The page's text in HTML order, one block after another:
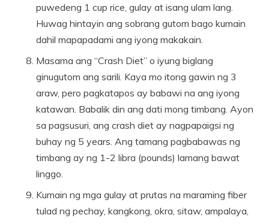
puwedeng 1 cup rice, gulay at isang ulam lang.
Huwag hintayin ang sobrang gutom bago kumain
dahil mapapadami ang iyong makakain.
Masama ang “Crash Diet” o iyung biglang
ginugutom ang sarili. Kaya mo itong gawin ng 3
araw, pero pagkatapos ay babawi na ang iyong
katawan. Babalik din ang dati mong timbang. Ayon
sa pagsusuri, ang crash diet ay nagpapaigsi ng
buhay ng 5 years. Ang tamang pagbabawas ng
timbang ay ng 1-2 libra (pounds) lamang bawat
linggo.
Kumain ng mga gulay at prutas na maraming fiber
tulad ng pechay, kangkong, okra, sitaw, ampalaya,